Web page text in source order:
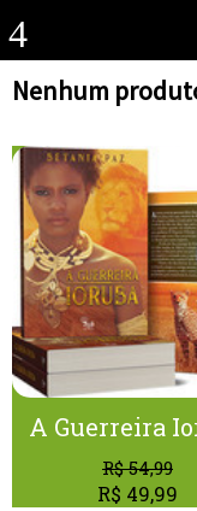
4
Nenhum
A Guerreira
R$54,99
R$ 49,99